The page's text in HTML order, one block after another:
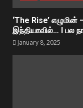
‘The Rise’
இந்தியாவில்… I பல
January 8, 2025